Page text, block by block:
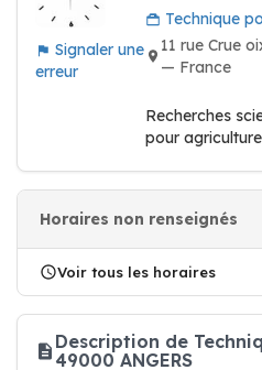
Signaler une
erreur
Technique
11 rue Crue
— France
Recherches
pour agriculture
Horaires non renseignés
Voir tous les horaires
Description de
49000 ANGERS